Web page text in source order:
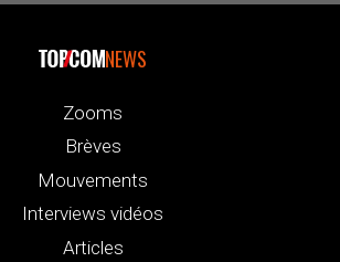
NEWS
Zooms
Brèves
Mouvements
Interviews vidéos
Articles